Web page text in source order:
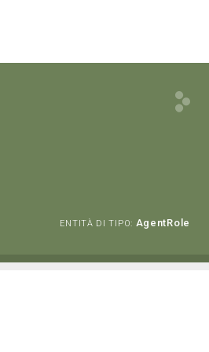
ENTITÀ DI TIPO: AgentRole